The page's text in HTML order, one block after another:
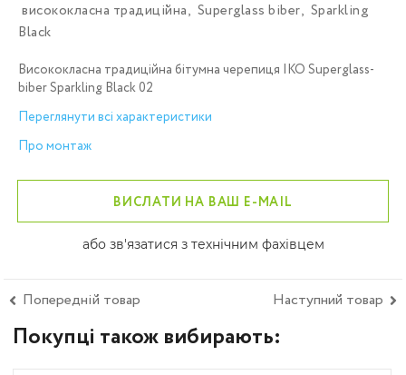
висококласна традиційна, Superglass biber, Sparkling
Black
Висококласна традиційна бітумна черепиця IKO Superglass-
biber Sparkling Black 02
Переглянути всі характеристики
Про монтаж
ВИСЛАТИ НА ВАШ E-MAIL
або зв'язатися з технічним фахівцем
Попередній товар Наступний товар
Покупці також вибирають: